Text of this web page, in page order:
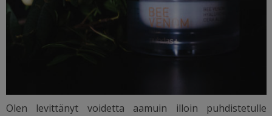
Olen levittänyt voidetta aamuin illoin puhdistetulle